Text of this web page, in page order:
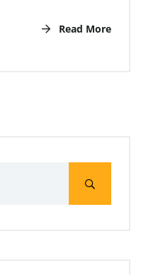
Read More